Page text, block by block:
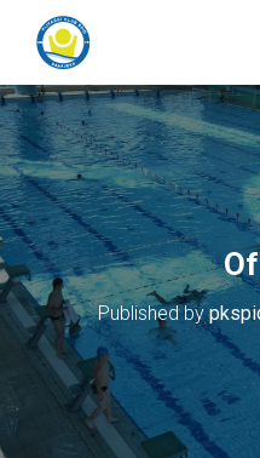
Published by